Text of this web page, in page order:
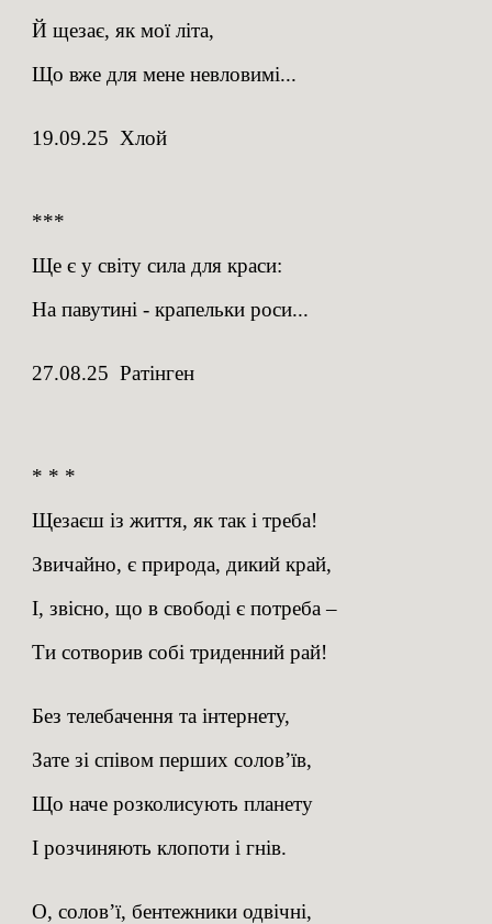
Й щезає, як мої літа,
Що вже для мене невловимі...
19.09.25 Хлой
***
Ще є у світу сила для краси:
На павутині - крапельки роси...
27.08.25 Ратінген
* * *
Щезаєш із життя, як так і треба!
Звичайно, є природа, дикий край,
І, звісно, що в свободі є потреба –
Ти сотворив собі триденний рай!
Без телебачення та інтернету,
Зате зі співом перших солов’їв,
Що наче розколисують планету
І розчиняють клопоти і гнів.
О, солов’ї, бентежники одвічні,